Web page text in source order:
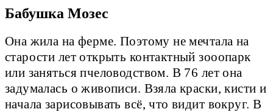
Бабушка Мозес
Она жила на ферме. Поэтому не мечтала на
старости лет открыть контактный зооопарк
или заняться пчеловодством. В 76 лет она
задумалась о живописи. Взяла краски, кисти и
начала зарисовывать всё, что видит вокруг. В